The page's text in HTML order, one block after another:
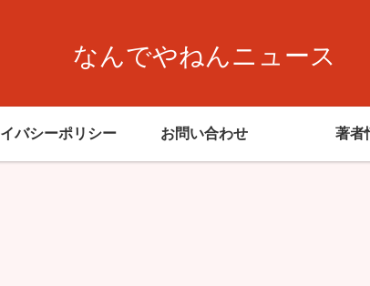
なんでやねんニュース
バシーポリシー お問い合わせ 著者